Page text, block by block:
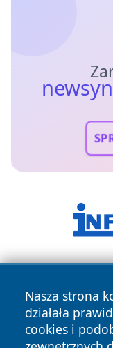
Nasza strona
działała
cookies i